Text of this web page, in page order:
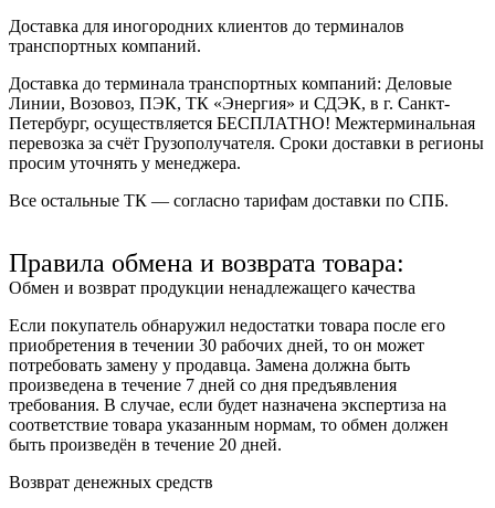
Доставка для иногородних клиентов до терминалов
транспортных компаний.
Доставка до терминала транспортных компаний: Деловые
Линии, Возовоз, ПЭК, ТК «Энергия» и СДЭК, в г. Санкт-
Петербург, осуществляется БЕСПЛАТНО! Межтерминальная
перевозка за счёт Грузополучателя. Сроки доставки в регионы
просим уточнять у менеджера.
Все остальные ТК — согласно тарифам доставки по СПБ.
Правила обмена и возврата товара:
Обмен и возврат продукции ненадлежащего качества
Если покупатель обнаружил недостатки товара после его
приобретения в течении 30 рабочих дней, то он может
потребовать замену у продавца. Замена должна быть
произведена в течение 7 дней со дня предъявления
требования. В случае, если будет назначена экспертиза на
соответствие товара указанным нормам, то обмен должен
быть произведён в течение 20 дней.
Возврат денежных средств